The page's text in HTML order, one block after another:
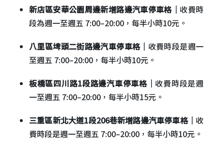
新店區安華公園周邊新增路邊汽車停車格｜ 收費時
段為週一至週五 7:00–20:00，每半小時10元。
八里區埤頭二街路邊汽車停車格｜ 收費時段是週一
至週五 7:00–20:00，每半小時10元。
板橋區四川路1段路邊汽車停車格｜ 收費時段是週
一至週五 7:00–20:00，每半小時15元。
三重區新北大道1段206巷新增路邊汽車停車格｜ 收
費時段是週一至週五 7:00–20:00，每半小時10元。